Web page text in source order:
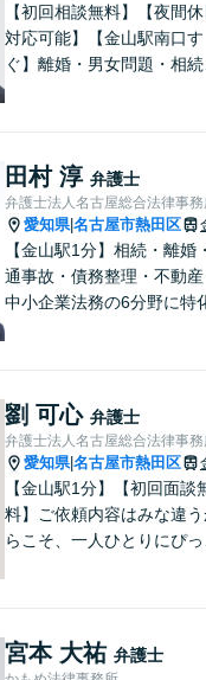
【初回相談無料】【夜間休
対応可能】【金山駅南口す
ぐ】離婚・男女問題・相続
田村 淳 弁護士
弁護士法人名古屋総合法律事
愛知県|名古屋市熱田区
【金山駅1分】相続・離婚
通事故・債務整理・不動産
中小企業法務の6分野に特
ーションを重視し、情報連
を図りながら納得の解決へ
導いてまいります。
劉 可心 弁護士
弁護士法人名古屋総合法律事
愛知県|名古屋市熱田区
【金山駅1分】【初回面談
料】ご依頼内容はみな違
らこそ、一人ひとりにぴっ
ます。誰にも話せず抱えて
た不安を、どうぞお聞かせ
宮本 大祐 弁護士